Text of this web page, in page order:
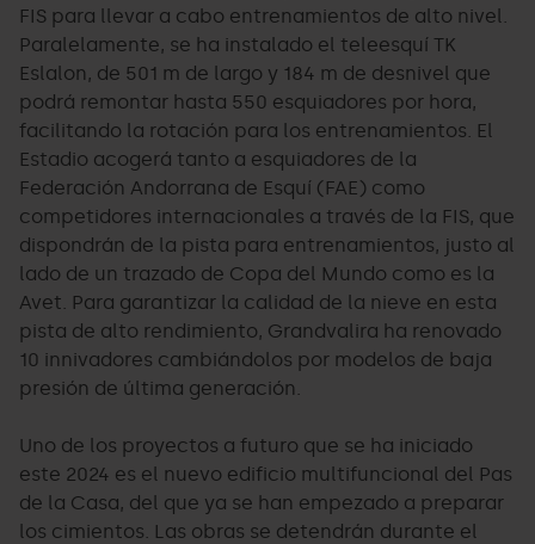
FIS para llevar a cabo entrenamientos de alto nivel.
Paralelamente, se ha instalado el teleesquí TK
Eslalon, de 501 m de largo y 184 m de desnivel que
podrá remontar hasta 550 esquiadores por hora,
facilitando la rotación para los entrenamientos. El
Estadio acogerá tanto a esquiadores de la
Federación Andorrana de Esquí (FAE) como
competidores internacionales a través de la FIS, que
dispondrán de la pista para entrenamientos, justo al
lado de un trazado de Copa del Mundo como es la
Avet. Para garantizar la calidad de la nieve en esta
pista de alto rendimiento, Grandvalira ha renovado
10 innivadores cambiándolos por modelos de baja
presión de última generación.
Uno de los proyectos a futuro que se ha iniciado
este 2024 es el nuevo edificio multifuncional del Pas
de la Casa, del que ya se han empezado a preparar
los cimientos. Las obras se detendrán durante el